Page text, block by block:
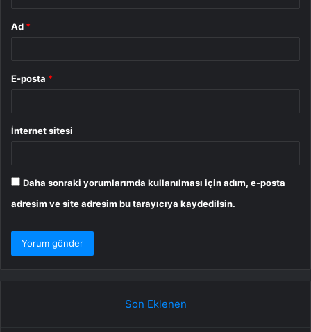
Ad *
E-posta *
İnternet sitesi
Daha sonraki yorumlarımda kullanılması için adım, e-posta
adresim ve site adresim bu tarayıcıya kaydedilsin.
Son Eklenen